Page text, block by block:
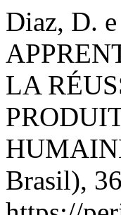
Diaz, D.
LA
Brasil),